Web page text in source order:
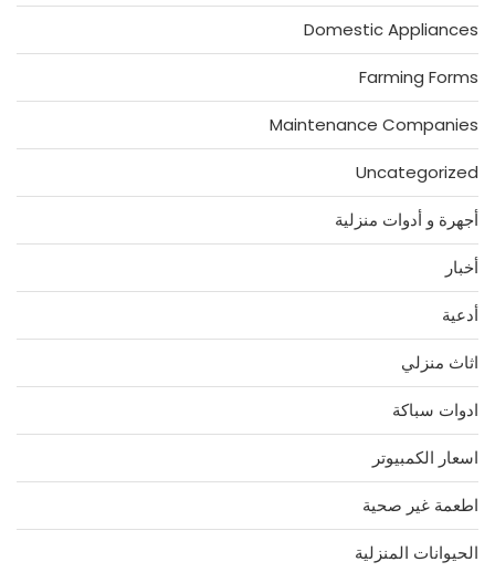
Domestic Appliances
Farming Forms
Maintenance Companies
Uncategorized
أجهرة و أدوات منزلية
أخبار
أدعية
اثاث منزلي
ادوات سباكة
اسعار الكمبيوتر
اطعمة غير صحية
الحيوانات المنزلية